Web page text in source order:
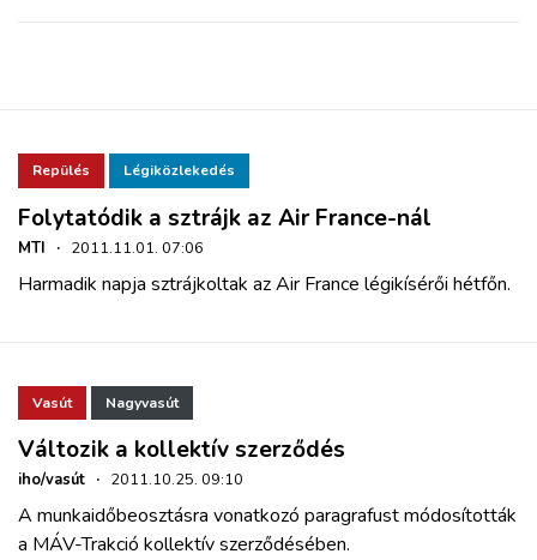
Repülés Légiközlekedés
Folytatódik a sztrájk az Air France-nál
MTI · 2011.11.01. 07:06
Harmadik napja sztrájkoltak az Air France légikísérői hétfőn.
Vasút Nagyvasút
Változik a kollektív szerződés
iho/vasút · 2011.10.25. 09:10
A munkaidőbeosztásra vonatkozó paragrafust módosították
a MÁV-Trakció kollektív szerződésében.